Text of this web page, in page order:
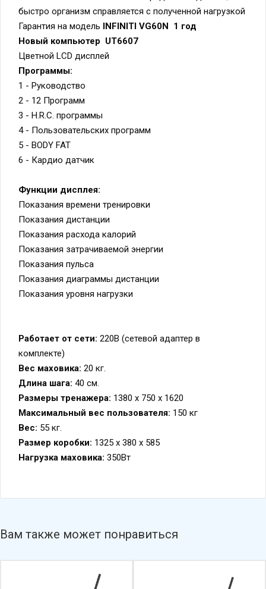
быстро организм справляется с полученной нагрузкой
Гарантия на модель INFINITI VG60N 1 год
Новый компьютер UT6607
Цветной LCD дисплей
Программы:
1 - Руководство
2 - 12 Программ
3 - H.R.C. программы
4 - Пользовательских программ
5 - BODY FAT
6 - Кардио датчик
Функции дисплея:
Показания времени тренировки
Показания дистанции
Показания расхода калорий
Показания затрачиваемой энергии
Показания пульса
Показания диаграммы дистанции
Показания уровня нагрузки
Работает от сети: 220В (сетевой адаптер в
комплекте)
Вес маховика: 20 кг.
Длина шага: 40 см.
Размеры тренажера: 1380 х 750 х 1620
Максимальный вес пользователя: 150 кг
Вес: 55 кг.
Размер коробки: 1325 х 380 х 585
Нагрузка маховика: 350Вт
Вам также может понравиться